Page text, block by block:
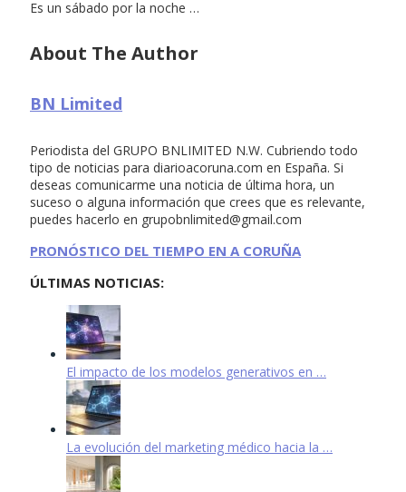
Es un sábado por la noche …
About The Author
BN Limited
Periodista del GRUPO BNLIMITED N.W. Cubriendo todo
tipo de noticias para diarioacoruna.com en España. Si
deseas comunicarme una noticia de última hora, un
suceso o alguna información que crees que es relevante,
puedes hacerlo en grupobnlimited@gmail.com
PRONÓSTICO DEL TIEMPO EN A CORUÑA
ÚLTIMAS NOTICIAS:
El impacto de los modelos generativos en …
La evolución del marketing médico hacia la …